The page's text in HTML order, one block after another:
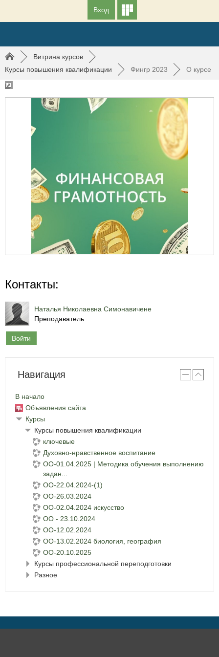
Вход
► Витрина курсов
►
Курсы повышения квалификации
► Фингр 2023 ► О курсе
Контакты:
Наталья Николаевна Симонавичене
Преподаватель
Войти
Навигация
В начало
Объявления сайта
Курсы
Курсы повышения квалификации
ключевые
Духовно-нравственное воспитание
ОО-01.04.2025 | Методика обучения выполнению
задан...
ОО-22.04.2024-(1)
ОО-26.03.2024
ОО-02.04.2024 искусство
ОО - 23.10.2024
ОО-12.02.2024
ОО-13.02.2024 биология, география
ОО-20.10.2025
Курсы профессиональной переподготовки
Разное